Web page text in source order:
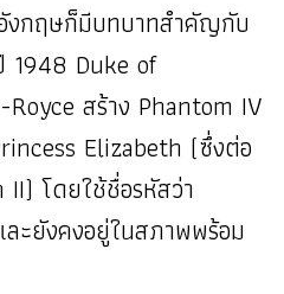
งกฤษก็มีบทบาทสำคัญกับ
1948 Duke of
สร้าง Phantom IV
Elizabeth (ซึ่งต่อ
โดยใช้ชื่อรหัสว่า
ะยังคงอยู่ในสภาพพร้อม